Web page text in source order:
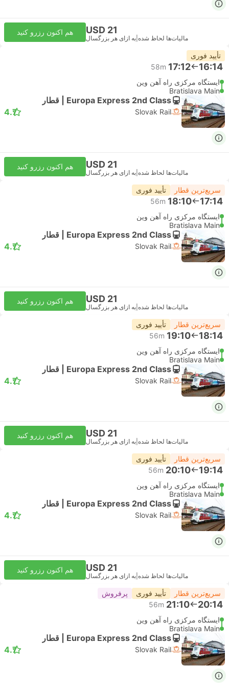
USD 21
مالیات‌ها لحاظ شده به ازای هر بزرگسال
هم اکنون رزرو کنید
تأیید فوری
16:14
17:12
58m
ایستگاه مرکزی راه آهن وین
Bratislava Main
Europa Express 2nd Class | قطار
Slovak Rail
4.7
USD 21
مالیات‌ها لحاظ شده به ازای هر بزرگسال
هم اکنون رزرو کنید
سریع‌ترین قطار تأیید فوری
17:14
18:10
56m
ایستگاه مرکزی راه آهن وین
Bratislava Main
Europa Express 2nd Class | قطار
Slovak Rail
4.7
USD 21
مالیات‌ها لحاظ شده به ازای هر بزرگسال
هم اکنون رزرو کنید
سریع‌ترین قطار تأیید فوری
18:14
19:10
56m
ایستگاه مرکزی راه آهن وین
Bratislava Main
Europa Express 2nd Class | قطار
Slovak Rail
4.7
USD 21
مالیات‌ها لحاظ شده به ازای هر بزرگسال
هم اکنون رزرو کنید
سریع‌ترین قطار تأیید فوری
19:14
20:10
56m
ایستگاه مرکزی راه آهن وین
Bratislava Main
Europa Express 2nd Class | قطار
Slovak Rail
4.7
USD 21
مالیات‌ها لحاظ شده به ازای هر بزرگسال
هم اکنون رزرو کنید
سریع‌ترین قطار تأیید فوری پرفروش
20:14
21:10
56m
ایستگاه مرکزی راه آهن وین
Bratislava Main
Europa Express 2nd Class | قطار
Slovak Rail
4.7